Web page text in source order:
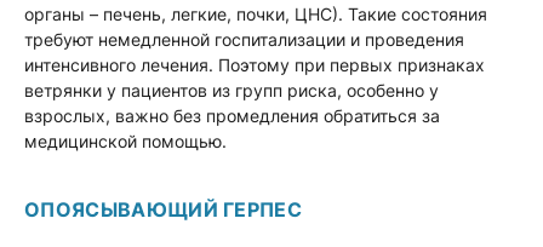
органы – печень, легкие, почки, ЦНС). Такие состояния
требуют немедленной госпитализации и проведения
интенсивного лечения. Поэтому при первых признаках
ветрянки у пациентов из групп риска, особенно у
взрослых, важно без промедления обратиться за
медицинской помощью.
ОПОЯСЫВАЮЩИЙ ГЕРПЕС